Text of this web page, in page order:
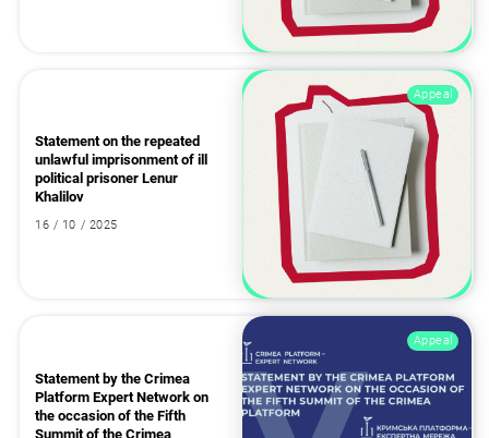
Appeal
Statement on the repeated
unlawful imprisonment of ill
political prisoner Lenur
Khalilov
16 / 10 / 2025
Appeal
Statement by the Crimea
Platform Expert Network on
the occasion of the Fifth
Summit of the Crimea